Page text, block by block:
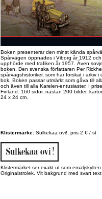
Boken presenterar den minst kända
Spårvägen öppnades i Viborg år 1912
upphörde med trafiken år 1957. Även
boken. Den svenska författaren Per
spårvägshistoriker, som har forskat i arkiv i
bok. Boken passar utmärkt som gåva till
och även till alla Karelen-entusiaster. I
Finland. 160 sidor, nästan 200 bilder,
24 x 24 cm.
Klistermärke:Sulkekaa ovi!, pris 2 € / st
Klistermärket ser exakt ut som
Originalstrolek. Vit bakgrund med svart